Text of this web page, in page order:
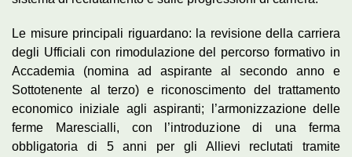
Le misure principali riguardano: la revisione della carriera
degli Ufficiali con rimodulazione del percorso formativo in
Accademia (nomina ad aspirante al secondo anno e
Sottotenente al terzo) e riconoscimento del trattamento
economico iniziale agli aspiranti; l’armonizzazione delle
ferme Marescialli, con l’introduzione di una ferma
obbligatoria di 5 anni per gli Allievi reclutati tramite